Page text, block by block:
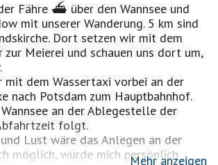
Fähre ⛴️ über den Wannsee und
mit unserer Wanderung. 5 km sind
Dort setzen wir mit dem
zur Meierei und schauen uns dort um,
mit dem Wassertaxi vorbei an der
nach Potsdam zum Hauptbahnhof.
an der Ablegestelle der
folgt.
Lust wäre das Anlegen an der
möglich, würde mich persönlich
Mehr anzeigen